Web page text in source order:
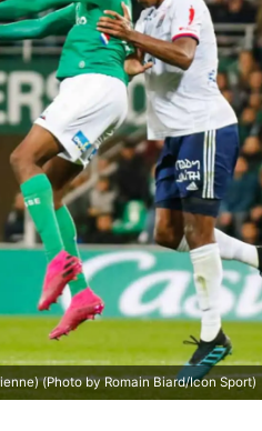
(Photo by Romain Biard/Icon Sport)